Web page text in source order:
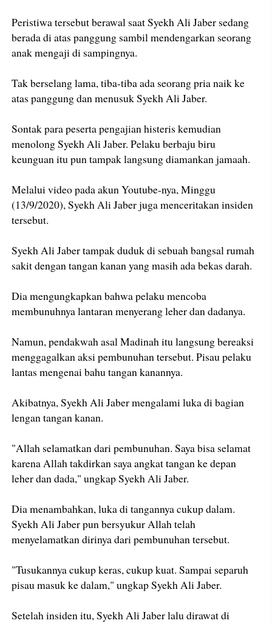
Peristiwa tersebut berawal saat Syekh Ali Jaber sedang
berada di atas panggung sambil mendengarkan seorang
anak mengaji di sampingnya.
Tak berselang lama, tiba-tiba ada seorang pria naik ke
atas panggung dan menusuk Syekh Ali Jaber.
Sontak para peserta pengajian histeris kemudian
menolong Syekh Ali Jaber. Pelaku berbaju biru
keunguan itu pun tampak langsung diamankan jamaah.
Melalui video pada akun Youtube-nya, Minggu
(13/9/2020), Syekh Ali Jaber juga menceritakan insiden
tersebut.
Syekh Ali Jaber tampak duduk di sebuah bangsal rumah
sakit dengan tangan kanan yang masih ada bekas darah.
Dia mengungkapkan bahwa pelaku mencoba
membunuhnya lantaran menyerang leher dan dadanya.
Namun, pendakwah asal Madinah itu langsung bereaksi
menggagalkan aksi pembunuhan tersebut. Pisau pelaku
lantas mengenai bahu tangan kanannya.
Akibatnya, Syekh Ali Jaber mengalami luka di bagian
lengan tangan kanan.
"Allah selamatkan dari pembunuhan. Saya bisa selamat
karena Allah takdirkan saya angkat tangan ke depan
leher dan dada," ungkap Syekh Ali Jaber.
Dia menambahkan, luka di tangannya cukup dalam.
Syekh Ali Jaber pun bersyukur Allah telah
menyelamatkan dirinya dari pembunuhan tersebut.
"Tusukannya cukup keras, cukup kuat. Sampai separuh
pisau masuk ke dalam," ungkap Syekh Ali Jaber.
Setelah insiden itu, Syekh Ali Jaber lalu dirawat di